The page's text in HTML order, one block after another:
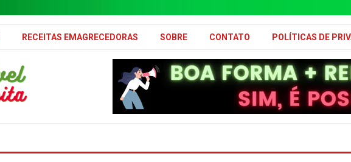
RECEITAS EMAGRECEDORAS SOBRE CONTATO POLÍTICAS DE